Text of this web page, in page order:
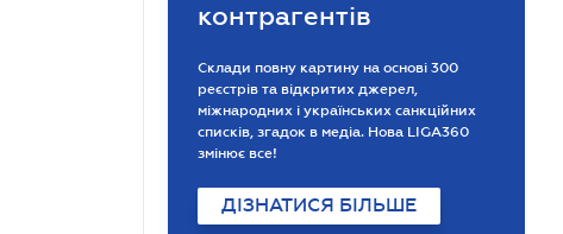
контрагентів
Склади повну картину на основі 300
реєстрів та відкритих джерел,
міжнародних і українських санкційних
списків, згадок в медіа. Нова LIGA360
змінює все!
ДІЗНАТИСЯ БІЛЬШЕ